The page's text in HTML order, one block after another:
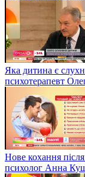
Яка дитина є
психотерапевт
Нове кохання
психолог Анна